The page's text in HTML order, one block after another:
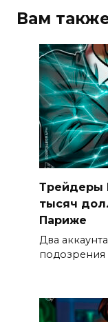
Вам
Трейдеры
тысяч
Париже
Два
подозрения